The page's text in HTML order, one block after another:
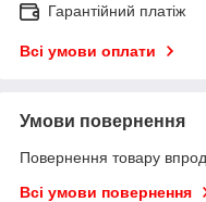
Гарантійний платіж
Всі умови оплати
Умови повернення
Повернення товару
Всі умови повернення